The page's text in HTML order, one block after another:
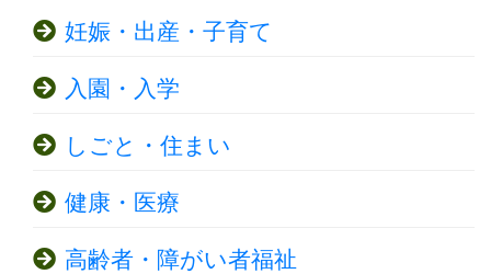
妊娠・出産・子育て
入園・入学
しごと・住まい
健康・医療
高齢者・障がい者福祉